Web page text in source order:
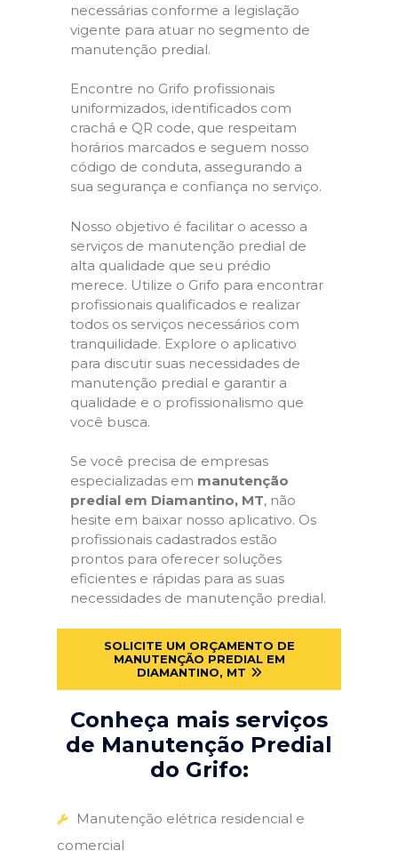
necessárias conforme a legislação
vigente para atuar no segmento de
manutenção predial.
Encontre no Grifo profissionais
uniformizados, identificados com
crachá e QR code, que respeitam
horários marcados e seguem nosso
código de conduta, assegurando a
sua segurança e confiança no serviço.
Nosso objetivo é facilitar o acesso a
serviços de manutenção predial de
alta qualidade que seu prédio
merece. Utilize o Grifo para encontrar
profissionais qualificados e realizar
todos os serviços necessários com
tranquilidade. Explore o aplicativo
para discutir suas necessidades de
manutenção predial e garantir a
qualidade e o profissionalismo que
você busca.
Se você precisa de empresas
especializadas em manutenção
predial em Diamantino, MT, não
hesite em baixar nosso aplicativo. Os
profissionais cadastrados estão
prontos para oferecer soluções
eficientes e rápidas para as suas
necessidades de manutenção predial.
SOLICITE UM ORÇAMENTO DE
MANUTENÇÃO PREDIAL EM
DIAMANTINO, MT
Conheça mais serviços
de Manutenção Predial
do Grifo:
Manutenção elétrica residencial e
comercial